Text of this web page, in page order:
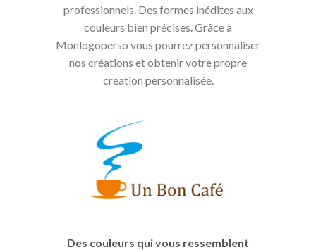
professionnels. Des formes inédites aux
couleurs bien précises. Grâce à
Monlogoperso vous pourrez personnaliser
nos créations et obtenir votre propre
création personnalisée.
Des couleurs qui vous ressemblent